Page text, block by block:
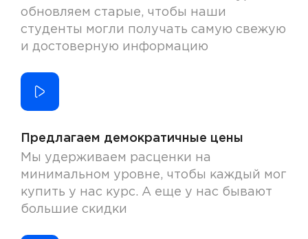
обновляем старые, чтобы наши
студенты могли получать самую свежую
и достоверную информацию
Предлагаем демократичные цены
Мы удерживаем расценки на
минимальном уровне, чтобы каждый мог
купить у нас курс. А еще у нас бывают
большие скидки